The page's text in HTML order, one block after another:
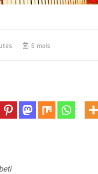
6 mois